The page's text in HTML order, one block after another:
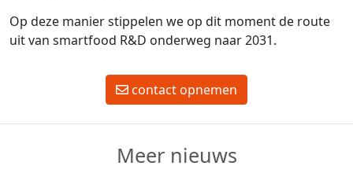
Op deze manier stippelen we op dit moment de route
uit van smartfood R&D onderweg naar 2031.
contact opnemen
Meer nieuws